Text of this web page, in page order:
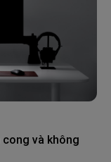
và không